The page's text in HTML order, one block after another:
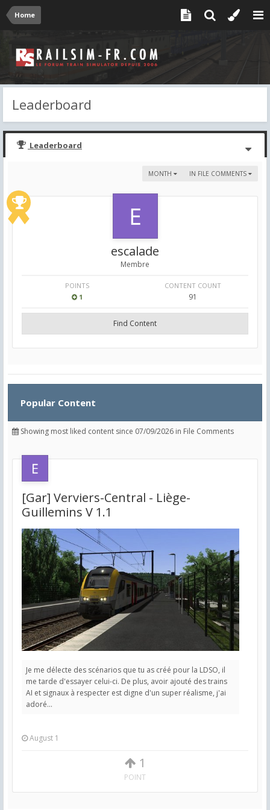
Home
Leaderboard
Leaderboard
IN FILE COMMENTS
MONTH
escalade
Membre
POINTS
1
CONTENT COUNT
91
Find Content
Popular Content
Showing most liked content since 07/09/2026 in File Comments
1
POINT
[Gar] Verviers-Central - Liège-
Guillemins V 1.1
Je me délecte des scénarios que tu as créé pour la LDSO, il
me tarde d'essayer celui-ci. De plus, avoir ajouté des trains
AI et signaux à respecter est digne d'un super réalisme, j'ai
adoré...
August 1